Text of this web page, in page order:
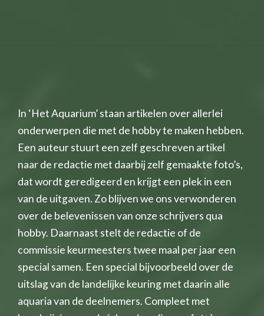
In ‘Het Aquarium’ staan artikelen over allerlei
onderwerpen die met de hobby te maken hebben.
Een auteur stuurt een zelf geschreven artikel
naar de redactie met daarbij zelf gemaakte foto’s,
dat wordt geredigeerd en krijgt een plek in een
van de uitgaven. Zo blijven we ons verwonderen
over de belevenissen van onze schrijvers qua
hobby. Daarnaast stelt de redactie of de
commissie keurmeesters twee maal per jaar een
special samen. Een special bijvoorbeeld over de
uitslag van de landelijke keuring met daarin alle
aquaria van de deelnemers. Compleet met